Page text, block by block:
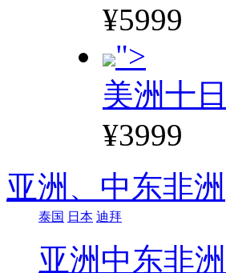
¥5999
">
美洲十
¥3999
亚洲、 中东非洲
泰国 日本 迪拜
亚洲 中东非洲